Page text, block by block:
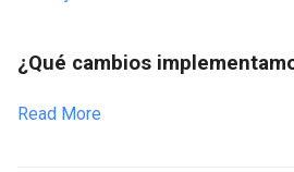
¿Qué cambios
Read More